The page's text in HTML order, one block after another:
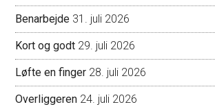
Benarbejde 31. juli 2026
Kort og godt 29. juli 2026
Løfte en finger 28. juli 2026
Overliggeren 24. juli 2026